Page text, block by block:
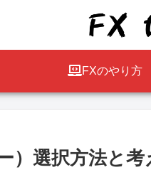
FXのやり方
）選択方法と考